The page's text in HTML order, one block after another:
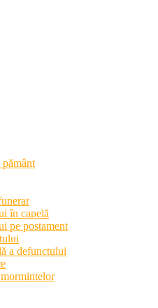
în capelă
pe postament
a defunctului